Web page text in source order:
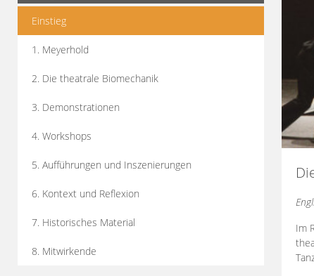
Einstieg
1. Meyerhold
2. Die theatrale Biomechanik
3. Demonstrationen
4. Workshops
5. Aufführungen und Inszenierungen
6. Kontext und Reflexion
7. Historisches Material
8. Mitwirkende
Im